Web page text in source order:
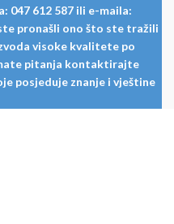
612 587 ili e-maila:
pronašli ono što ste tražili
visoke kvalitete po
pitanja kontaktirajte
posjeduje znanje i vještine